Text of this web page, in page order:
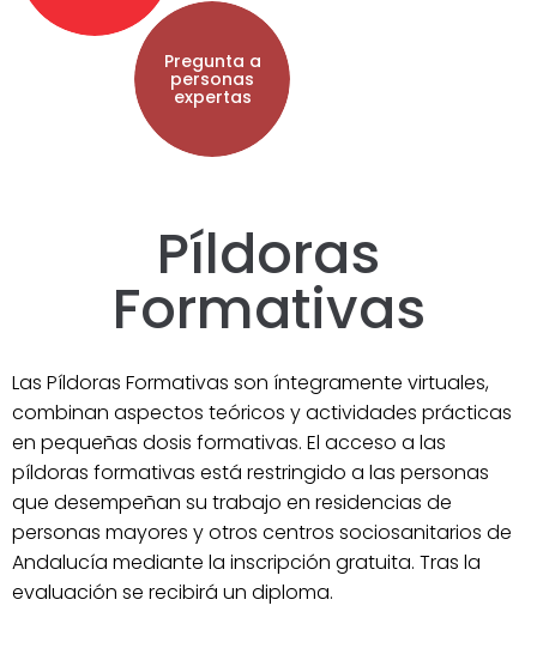
Pregunta a
personas
expertas
Píldoras
Formativas
Las Píldoras Formativas son íntegramente virtuales,
combinan aspectos teóricos y actividades prácticas
en pequeñas dosis formativas. El acceso a las
píldoras formativas está restringido a las personas
que desempeñan su trabajo en residencias de
personas mayores y otros centros sociosanitarios de
Andalucía mediante la inscripción gratuita. Tras la
evaluación se recibirá un diploma.